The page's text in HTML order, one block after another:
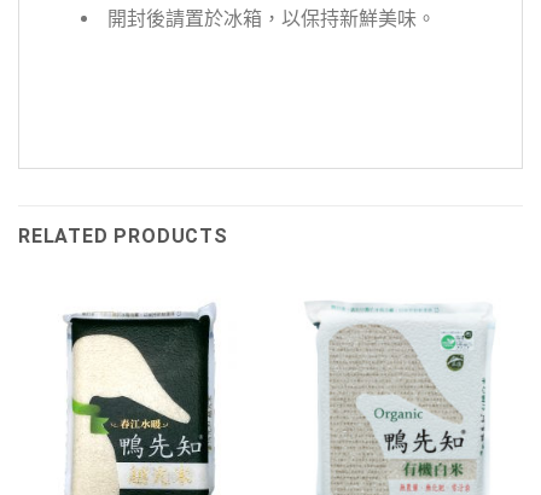
開封後請置於冰箱，以保持新鮮美味。
RELATED PRODUCTS